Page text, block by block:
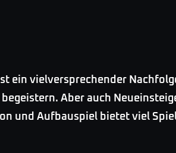
ein vielversprechender
Aber auch
und Aufbauspiel bietet viel